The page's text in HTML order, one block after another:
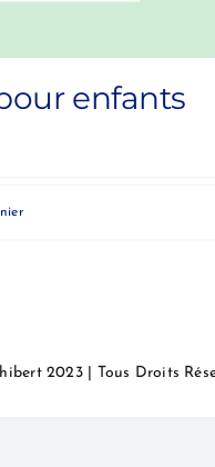
enfants
2023 | Tous Droits